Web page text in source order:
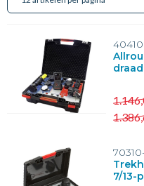
40410
7/13-